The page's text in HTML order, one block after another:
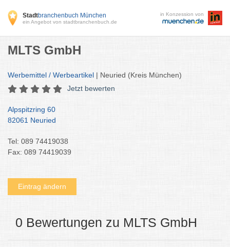
Stadtbranchenbuch München
ein Angebot von stadtbranchenbuch.de
in Konzession von
MLTS GmbH
Werbemittel / Werbeartikel | Neuried (Kreis München)
Jetzt bewerten
Alpspitzring 60
82061 Neuried
Tel: 089 74419038
Fax: 089 74419039
Eintrag ändern
0 Bewertungen zu MLTS GmbH